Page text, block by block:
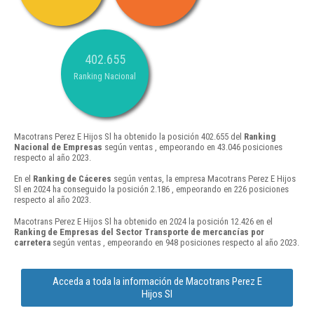
402.655
Ranking Nacional
Macotrans Perez E Hijos Sl ha obtenido la posición 402.655 del Ranking
Nacional de Empresas según ventas , empeorando en 43.046 posiciones
respecto al año 2023.
En el Ranking de Cáceres según ventas, la empresa Macotrans Perez E Hijos
Sl en 2024 ha conseguido la posición 2.186 , empeorando en 226 posiciones
respecto al año 2023.
Macotrans Perez E Hijos Sl ha obtenido en 2024 la posición 12.426 en el
Ranking de Empresas del Sector Transporte de mercancías por
carretera según ventas , empeorando en 948 posiciones respecto al año 2023.
Acceda a toda la información de Macotrans Perez E
Hijos Sl